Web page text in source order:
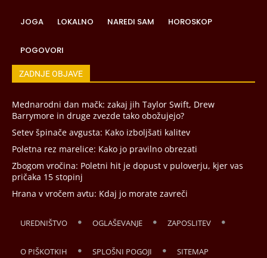
JOGA LOKALNO NAREDI SAM HOROSKOP
POGOVORI
ZADNJE OBJAVE
Mednarodni dan mačk: zakaj jih Taylor Swift, Drew
Barrymore in druge zvezde tako obožujejo?
Setev špinače avgusta: Kako izboljšati kalitev
Poletna rez marelice: Kako jo pravilno obrezati
Zbogom vročina: Poletni hit je dopust v puloverju, kjer vas
pričaka 15 stopinj
Hrana v vročem avtu: Kdaj jo morate zavreči
UREDNIŠTVO OGLAŠEVANJE ZAPOSLITEV
O PIŠKOTKIH SPLOŠNI POGOJI SITEMAP